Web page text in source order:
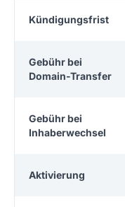
Kündigungsfrist
Gebühr bei
Domain-Transfer
Gebühr bei
Inhaberwechsel
Aktivierung